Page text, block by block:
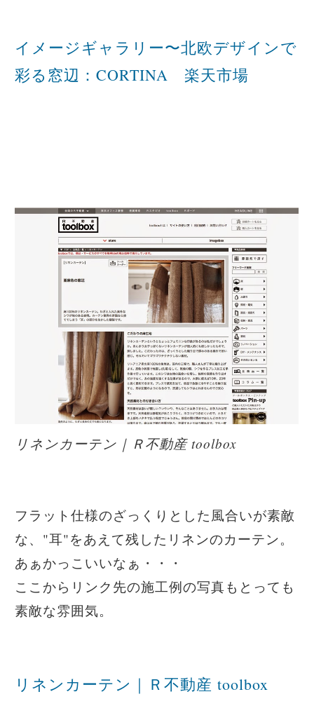
イメージギャラリー〜北欧デザインで
彩る窓辺：CORTINA 楽天市場
リネンカーテン｜Ｒ不動産 toolbox
フラット仕様のざっくりとした風合いが素敵
な、"耳"をあえて残したリネンのカーテン。
あぁかっこいいなぁ・・・
ここからリンク先の施工例の写真もとっても
素敵な雰囲気。
リネンカーテン｜Ｒ不動産 toolbox